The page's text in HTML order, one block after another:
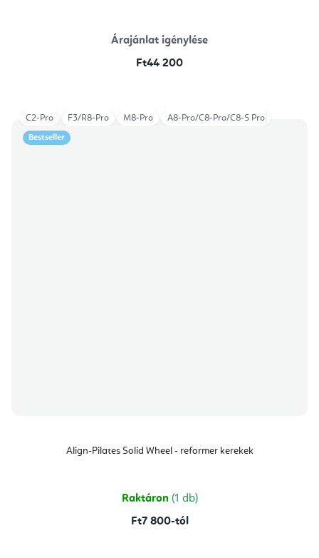
Árajánlat igénylése
Ft44 200
Bestseller
Align-Pilates Solid Wheel - reformer kerekek
Raktáron (1 db)
Ft7 800-tól
C2-Pro F3/R8-Pro M8-Pro A8-Pro/C8-Pro/C8-S Pro